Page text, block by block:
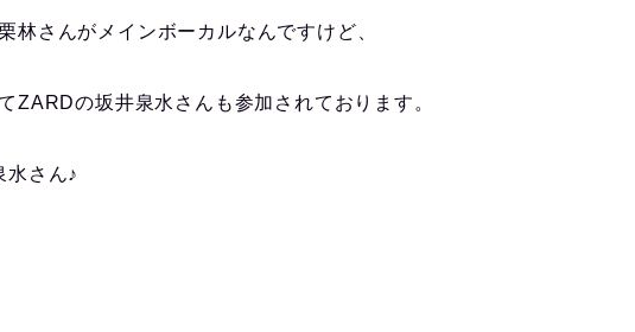
林さんがメインボーカルなんですけど、
ZARDの坂井泉水さんも参加されております。
水さん♪